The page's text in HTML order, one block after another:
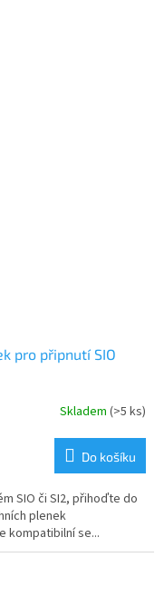
pro připnutí SIO
Skladem (>5 ks)
Do košíku
SIO či SI2, přihoďte do
plenek
kompatibilní se...